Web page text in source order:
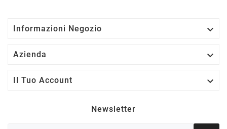
Informazioni Negozio 
Azienda 
Il Tuo Account 
Newsletter